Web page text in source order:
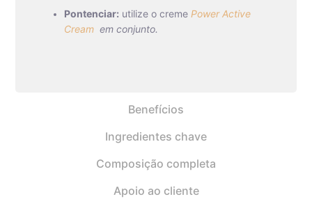
Benefícios
Ingredientes chave
Composição completa
Apoio ao cliente
Pontenciar: utilize o cremePower Active
Cream em conjunto.